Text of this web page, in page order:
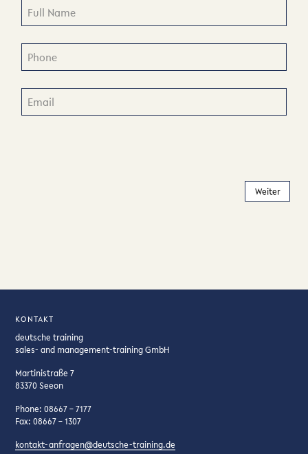
KONTAKT
deutsche training
sales- and management-training GmbH
Martinistraße 7
83370 Seeon
Phone: 08667 – 7177
Fax: 08667 – 1307
kontakt-anfragen@deutsche-training.de